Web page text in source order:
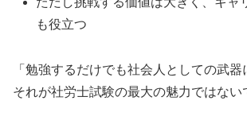
も役立つ
「勉強するだけでも社会人としての武器
それが社労士試験の最大の魅力ではない